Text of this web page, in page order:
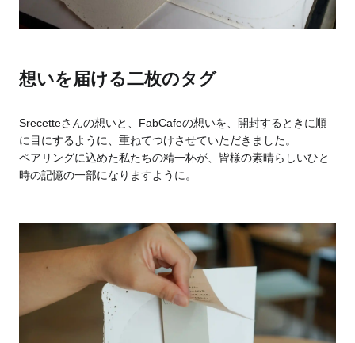
想いを届ける二枚のタグ
Srecetteさんの想いと、FabCafeの想いを、開封するときに順
に目にするように、重ねてつけさせていただきました。
ペアリングに込めた私たちの精一杯が、皆様の素晴らしいひと
時の記憶の一部になりますように。